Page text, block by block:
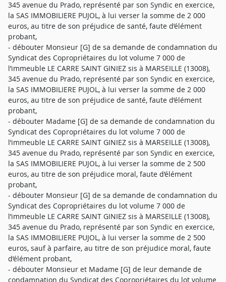
345 avenue du Prado, représenté par son Syndic en exercice,
la SAS IMMOBILIERE PUJOL, à lui verser la somme de 2 000
euros, au titre de son préjudice de santé, faute d’élément
probant,
- débouter Monsieur [G] de sa demande de condamnation du
Syndicat des Copropriétaires du lot volume 7 000 de
l’immeuble LE CARRE SAINT GINIEZ sis à MARSEILLE (13008),
345 avenue du Prado, représenté par son Syndic en exercice,
la SAS IMMOBILIERE PUJOL, à lui verser la somme de 2 000
euros, au titre de son préjudice de santé, faute d’élément
probant,
- débouter Madame [G] de sa demande de condamnation du
Syndicat des Copropriétaires du lot volume 7 000 de
l’immeuble LE CARRE SAINT GINIEZ sis à MARSEILLE (13008),
345 avenue du Prado, représenté par son Syndic en exercice,
la SAS IMMOBILIERE PUJOL, à lui verser la somme de 2 500
euros, au titre de son préjudice moral, faute d’élément
probant,
- débouter Monsieur [G] de sa demande de condamnation du
Syndicat des Copropriétaires du lot volume 7 000 de
l’immeuble LE CARRE SAINT GINIEZ sis à MARSEILLE (13008),
345 avenue du Prado, représenté par son Syndic en exercice,
la SAS IMMOBILIERE PUJOL, à lui verser la somme de 2 500
euros, sauf à parfaire, au titre de son préjudice moral, faute
d’élément probant,
- débouter Monsieur et Madame [G] de leur demande de
condamnation du Syndicat des Copropriétaires du lot volume